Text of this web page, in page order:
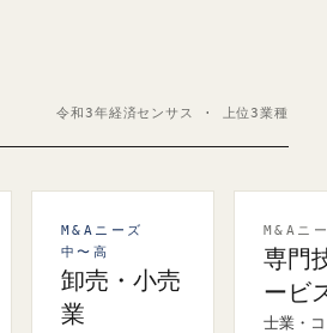
令和3年経済センサス · 上位3業種
M&Aニーズ
中〜高
卸売・小売
業
M&Aニ
専門
ービ
士業・